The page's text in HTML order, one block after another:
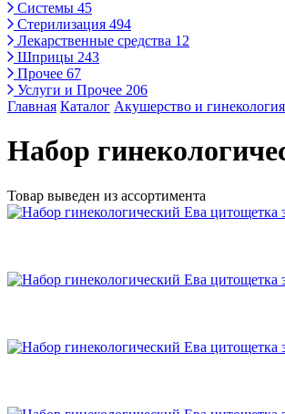
Системы 45
Стерилизация 494
Лекарственные средства 12
Шприцы 243
Прочее 67
Услуги и Прочее 206
Главная Каталог Акушерство и гинекология
Набор
Товар выведен из ассортимента